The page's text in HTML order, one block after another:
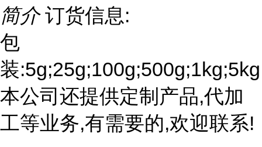
简介 订货信息:
包
装:5g;25g;100g;500g;1kg;5kg
本公司还提供定制产品,代加
工等业务,有需要的,欢迎联系!